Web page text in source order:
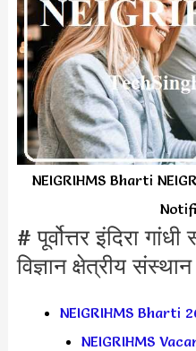
NEIGRIHMS Bharti
# पूर्वोत्तर इंदिरा
विज्ञान क्षेत्रीय
NEIGRIHMS Bharti
NEIGRIHMS